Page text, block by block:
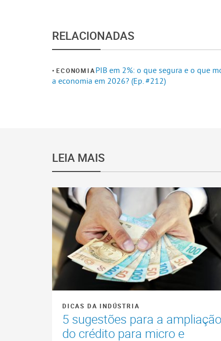
RELACIONADAS
ECONOMIAPIB em 2%: o que segura e o que
a economia em 2026? (Ep. #212)
LEIA MAIS
DICAS DA INDÚSTRIA
5 sugestões para a ampliação
do crédito para micro e